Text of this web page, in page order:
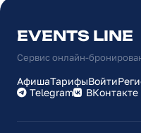
EVENTS LINE
Сервис онлайн-
АфишаТарифыВойти
Telegram
ВКонтакте